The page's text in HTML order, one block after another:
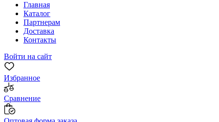
Главная
Каталог
Партнерам
Доставка
Контакты
Войти на сайт
Избранное
Сравнение